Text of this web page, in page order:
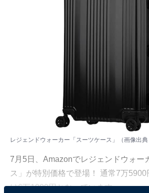
レジェンドウォーカー「スーツケース」（画像出典
7月5日、 Amazonでレジェンドウォー
ス」が特別価格で登場！ 通常7万
け6万1000円となっています。